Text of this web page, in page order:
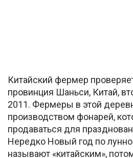
Китайский фермер
провинция Шаньси, Китай,
2011. Фермеры в этой
производством фонарей,
продаваться для
Нередко Новый год по
называют «китайским»,